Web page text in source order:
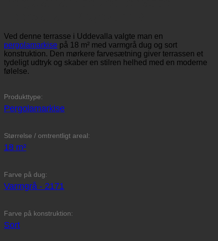
Ved denne terrasse i Uddevalla valgte man en
pergolamarkise på 18 m² med varmgrå dug og sort
konstruktion. Den mørkere farvesætning giver terrassen et
tydeligt udtryk og skaber en stilren helhed med en moderne
følelse.
Produkttype:
Pergolamarkise
Størrelse / omtrentligt areal:
18 m²
Farve på dug:
Varmgrå - 2171
Farve på konstruktion:
Sort